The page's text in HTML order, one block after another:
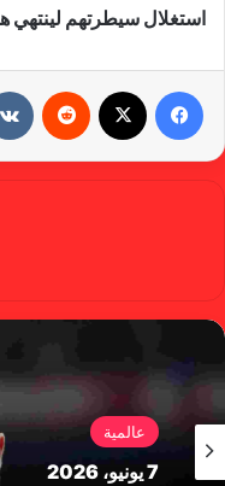
استغلال سيطرتهم لينتهي
عالمية
7 يونيو، 2026